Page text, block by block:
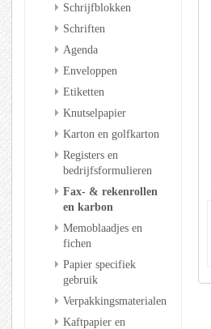
Schrijfblokken
Schriften
Agenda
Enveloppen
Etiketten
Knutselpapier
Karton en golfkarton
Registers en
bedrijfsformulieren
Fax- & rekenrollen
en karbon
Memoblaadjes en
fichen
Papier specifiek
gebruik
Verpakkingsmaterialen
Kaftpapier en